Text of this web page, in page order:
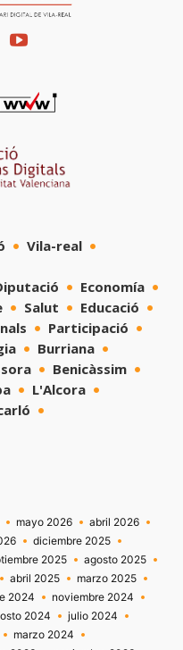
Vila-real
Economía
Salut
Educació
Participació
Burriana
Benicàssim
L'Alcora
mayo 2026
abril 2026
diciembre 2025
2025
agosto 2025
abril 2025
marzo 2025
2024
noviembre 2024
2024
julio 2024
marzo 2024